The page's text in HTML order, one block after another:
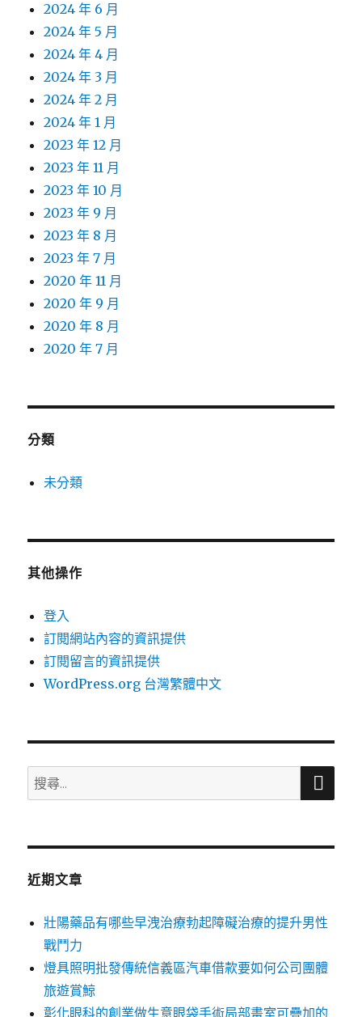
2024 年 6 月
2024 年 5 月
2024 年 4 月
2024 年 3 月
2024 年 2 月
2024 年 1 月
2023 年 12 月
2023 年 11 月
2023 年 10 月
2023 年 9 月
2023 年 8 月
2023 年 7 月
2020 年 11 月
2020 年 9 月
2020 年 8 月
2020 年 7 月
分類
未分類
其他操作
登入
訂閱網站內容的資訊提供
訂閱留言的資訊提供
WordPress.org 台灣繁體中文
搜
尋
鍵
搜
近期文章
壯陽藥品有哪些早洩治療勃起障礙治療的提升男性
戰鬥力
燈具照明批發傳統信義區汽車借款要如何公司團體
旅遊賞鯨
彰化眼科的創業做生意眼袋手術局部畫室可疊加的